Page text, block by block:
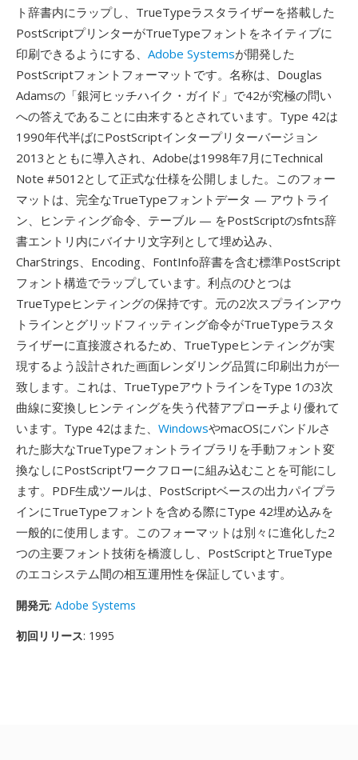
ト辞書内にラップし、TrueTypeラスタライザーを搭載した
PostScriptプリンターがTrueTypeフォントをネイティブに
印刷できるようにする、 Adobe Systemsが開発した
PostScriptフォントフォーマットです。名称は、Douglas
Adamsの「銀河ヒッチハイク・ガイド」で42が究極の問い
への答えであることに由来するとされています。Type 42は
1990年代半ばにPostScriptインタープリターバージョン
2013とともに導入され、Adobeは1998年7月にTechnical
Note #5012として正式な仕様を公開しました。このフォー
マットは、完全なTrueTypeフォントデータ — アウトライ
ン、ヒンティング命令、テーブル — をPostScriptのsfnts辞
書エントリ内にバイナリ文字列として埋め込み、
CharStrings、Encoding、FontInfo辞書を含む標準PostScript
フォント構造でラップしています。利点のひとつは
TrueTypeヒンティングの保持です。元の2次スプラインアウ
トラインとグリッドフィッティング命令がTrueTypeラスタ
ライザーに直接渡されるため、TrueTypeヒンティングが実
現するよう設計された画面レンダリング品質に印刷出力が一
致します。これは、TrueTypeアウトラインをType 1の3次
曲線に変換しヒンティングを失う代替アプローチより優れて
います。Type 42はまた、 WindowsやmacOSにバンドルさ
れた膨大なTrueTypeフォントライブラリを手動フォント変
換なしにPostScriptワークフローに組み込むことを可能にし
ます。PDF生成ツールは、PostScriptベースの出力パイプラ
インにTrueTypeフォントを含める際にType 42埋め込みを
一般的に使用します。このフォーマットは別々に進化した2
つの主要フォント技術を橋渡しし、PostScriptとTrueType
のエコシステム間の相互運用性を保証しています。
開発元: Adobe Systems
初回リリース: 1995